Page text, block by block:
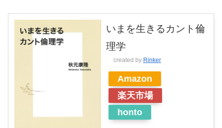
いまを生きるカント倫
理学
created by Rinker
Amazon
楽天市場
honto